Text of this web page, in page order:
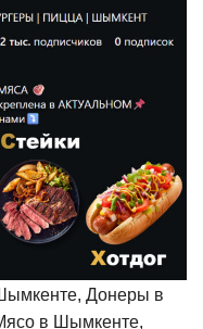
Донеры в
в Шымкенте,